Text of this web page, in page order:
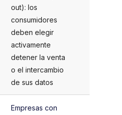
out): los
consumidores
deben elegir
activamente
detener la venta
o el intercambio
de sus datos
Empresas con